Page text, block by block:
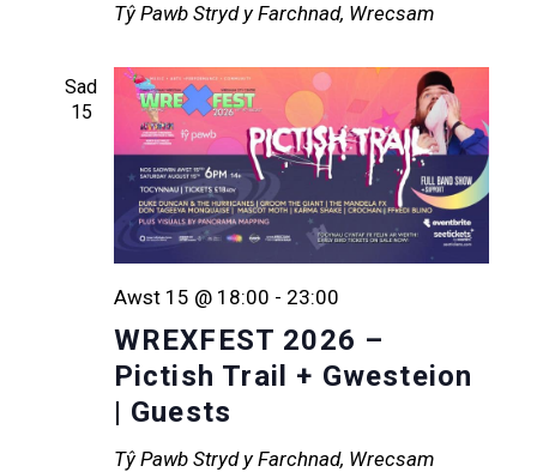
Tŷ Pawb Stryd y Farchnad, Wrecsam
Sad
15
WREXFEST 2026 –
Pictish Trail + Gwesteion
| Guests
Awst 15 @ 18:00 - 23:00
Tŷ Pawb Stryd y Farchnad, Wrecsam